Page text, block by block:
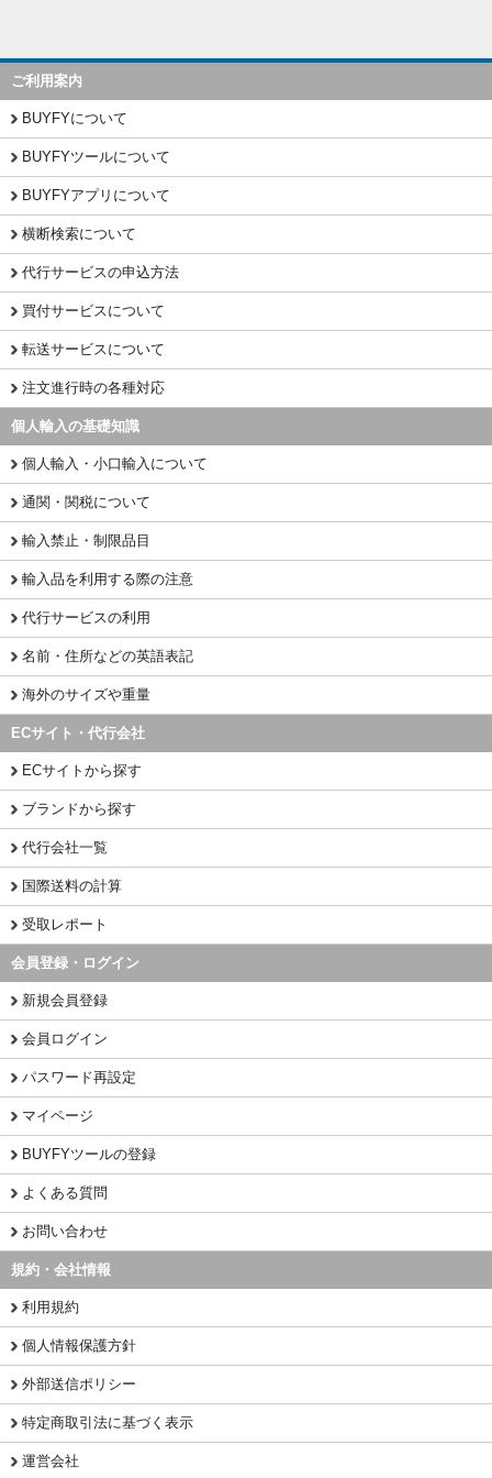
ご利用案内
BUYFYについて
BUYFYツールについて
BUYFYアプリについて
横断検索について
代行サービスの申込方法
買付サービスについて
転送サービスについて
注文進行時の各種対応
個人輸入の基礎知識
個人輸入・小口輸入について
通関・関税について
輸入禁止・制限品目
輸入品を利用する際の注意
代行サービスの利用
名前・住所などの英語表記
海外のサイズや重量
ECサイト・代行会社
ECサイトから探す
ブランドから探す
代行会社一覧
国際送料の計算
受取レポート
会員登録・ログイン
新規会員登録
会員ログイン
パスワード再設定
マイページ
BUYFYツールの登録
よくある質問
お問い合わせ
規約・会社情報
利用規約
個人情報保護方針
外部送信ポリシー
特定商取引法に基づく表示
運営会社